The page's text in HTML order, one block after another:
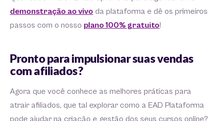
demonstração ao vivo da plataforma e dê os primeiros
passos com o nosso plano 100% gratuito!
Pronto para impulsionar suas vendas
com afiliados?
Agora que você conhece as melhores práticas para
atrair afiliados, que tal explorar como a EAD Plataforma
pode ajudar na criação e gestão dos seus cursos online?